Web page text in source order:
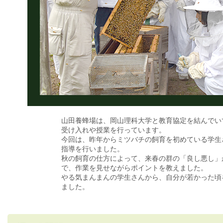
山田養蜂場は、岡山理科大学と教育協定を結んで
受け入れや授業を行っています。
今回は、昨年からミツバチの飼育を初めている学
指導を行いました。
秋の飼育の仕方によって、来春の群の「良し悪し
で、作業を見せながらポイントを教えました。
やる気まんまんの学生さんから、自分が若かった
ました。